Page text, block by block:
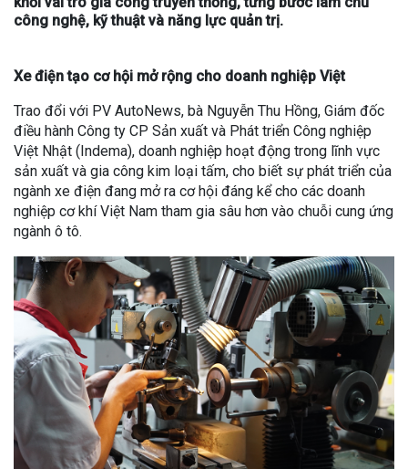
công nghệ, kỹ thuật và năng lực quản trị.
Xe điện tạo cơ hội mở rộng cho doanh nghiệp Việt
Trao đổi với PV AutoNews, bà Nguyễn Thu Hồng, Giám đốc
điều hành Công ty CP Sản xuất và Phát triển Công nghiệp
Việt Nhật (Indema), doanh nghiệp hoạt động trong lĩnh vực
sản xuất và gia công kim loại tấm, cho biết sự phát triển của
ngành xe điện đang mở ra cơ hội đáng kể cho các doanh
nghiệp cơ khí Việt Nam tham gia sâu hơn vào chuỗi cung ứng
ngành ô tô.